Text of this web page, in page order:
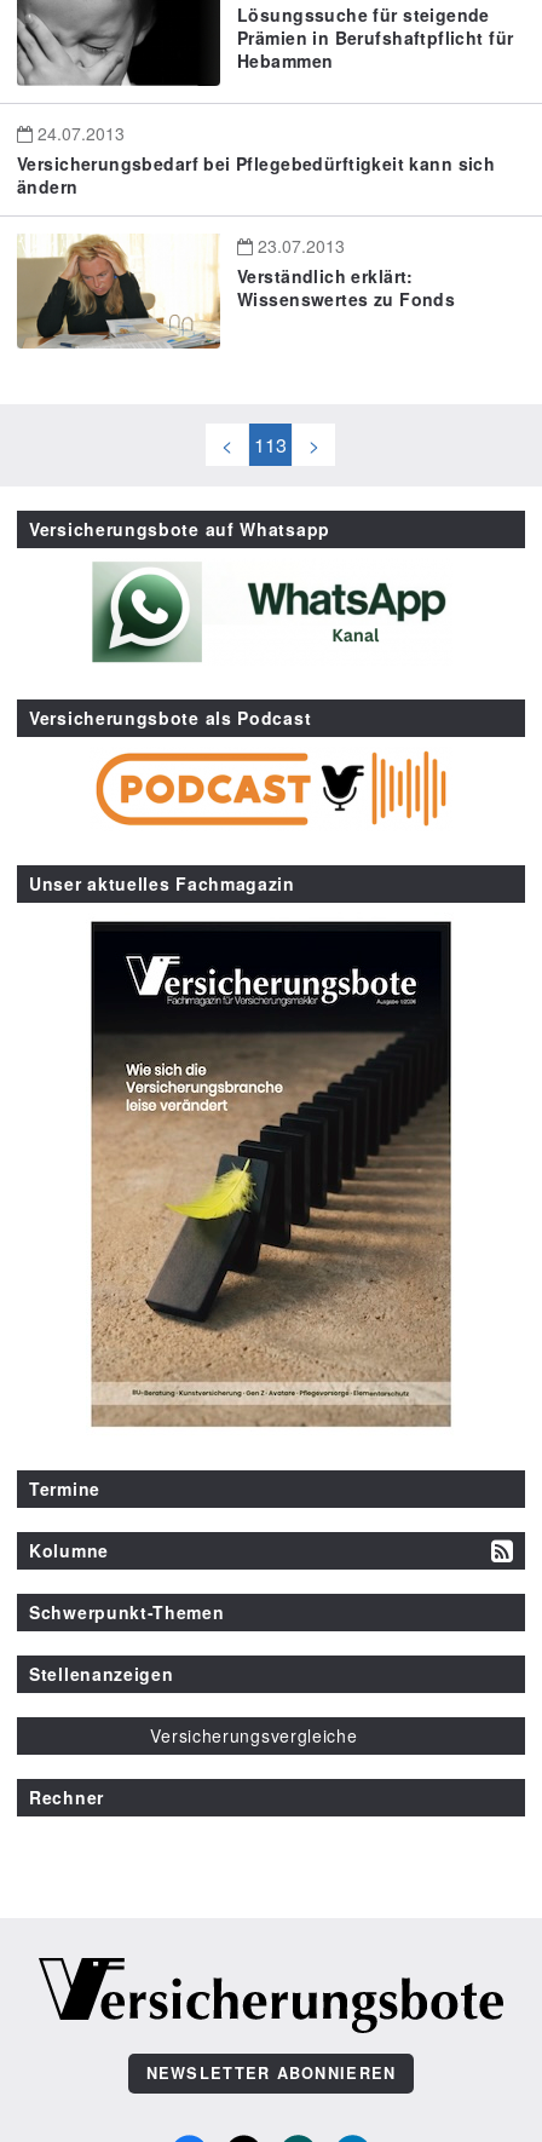
Lösungssuche für steigende
Prämien in Berufshaftpflicht für
Hebammen
24.07.2013
Versicherungsbedarf bei Pflegebedürftigkeit kann sich
ändern
23.07.2013
Verständlich erklärt:
Wissenswertes zu Fonds
< 113 >
Versicherungsbote auf Whatsapp
Versicherungsbote als Podcast
Unser aktuelles Fachmagazin
Termine
Kolumne
Schwerpunkt-Themen
Stellenanzeigen
Versicherungsvergleiche
Rechner
NEWSLETTER ABONNIEREN